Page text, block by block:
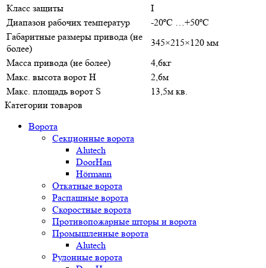
Класс защиты
I
Диапазон рабочих температур
-20ºС …+50ºС
Габаритные размеры привода (не
более)
345×215×120 мм
Масса привода (не более)
4,6кг
Макс. высота ворот H
2,6м
Макс. площадь ворот S
13,5м кв.
Категории товаров
Ворота
Секционные ворота
Alutech
DoorHan
Hörmann
Откатные ворота
Распашные ворота
Скоростные ворота
Противопожарные шторы и ворота
Промышленные ворота
Alutech
Рулонные ворота